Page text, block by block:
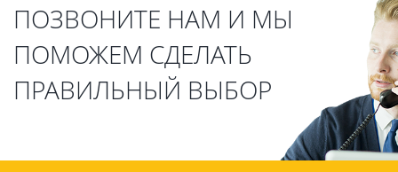
ПОЗВОНИТЕ НАМ И МЫ
ПОМОЖЕМ СДЕЛАТЬ
ПРАВИЛЬНЫЙ ВЫБОР